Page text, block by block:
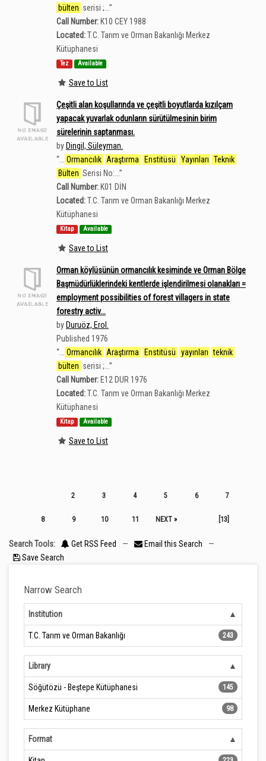
bülten serisi ;... ”
Call Number: K10 CEY 1988
Located:T.C. Tarım ve Orman Bakanlığı Merkez
Kütüphanesi
Tez Available
Save to List
Çeşitli alan koşullarında ve çeşitli boyutlarda kızılçam
yapacak yuvarlak odunların sürütülmesinin birim
sürelerinin saptanması.
by Dingil, Süleyman.
“
Ormancılık Araştırma Enstitüsü Yayınları Teknik
Bülten Serisi No:... ”
Call Number: K01 DİN
Located:T.C. Tarım ve Orman Bakanlığı Merkez
Kütüphanesi
Kitap Available
Save to List
Orman köylüsünün ormancılık kesiminde ve Orman Bölge
Başmüdürlüklerindeki kentlerde işlendirilmesi olanakları =
employment possibilities of forest villagers in state
forestry activ...
by Duruöz, Erol.
Published 1976
“
Ormancılık Araştırma Enstitüsü yayınları teknik
bülten serisi ;... ”
Call Number: E12 DUR 1976
Located:T.C. Tarım ve Orman Bakanlığı Merkez
Kütüphanesi
Kitap Available
Save to List
2 3 4 5 6 7
8 9 10 11 NEXT » [13]
Search Tools: Get RSS Feed — Email this Search
—
Save Search
Narrow Search
Institution
T.C. Tarım ve Orman Bakanlığı 243
Library
Söğütözü - Beştepe Kütüphanesi 145
Merkez Kütüphane 98
Format